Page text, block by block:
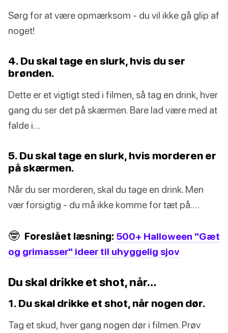
Sørg for at være opmærksom - du vil ikke gå glip af
noget!
4. Du skal tage en slurk, hvis du ser
brønden.
Dette er et vigtigt sted i filmen, så tag en drink, hver
gang du ser det på skærmen. Bare lad være med at
falde i…
5. Du skal tage en slurk, hvis morderen er
på skærmen.
Når du ser morderen, skal du tage en drink. Men
vær forsigtig - du må ikke komme for tæt på.…
🤓 Foreslået læsning: 500+ Halloween "Gæt
og grimasser" ideer til uhyggelig sjov
Du skal drikke et shot, når…
1. Du skal drikke et shot, når nogen dør.
Tag et skud, hver gang nogen dør i filmen. Prøv